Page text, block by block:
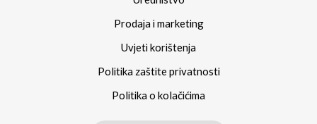
Prodaja i marketing
Uvjeti korištenja
Politika zaštite privatnosti
Politika o kolačićima